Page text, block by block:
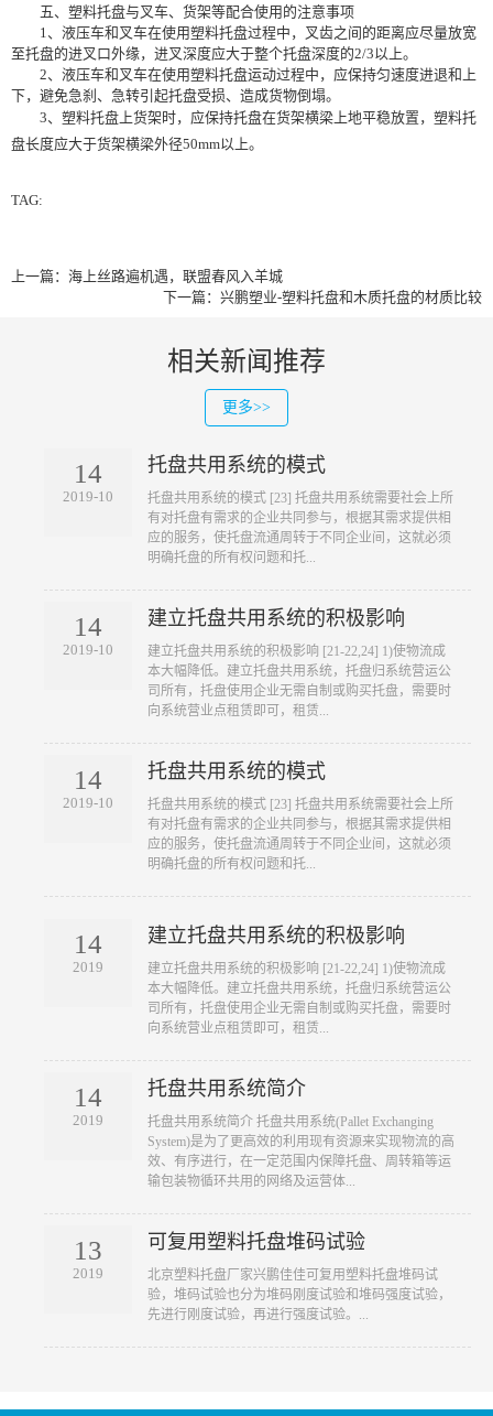
五、塑料托盘与叉车、货架等配合使用的注意事项
1、液压车和叉车在使用塑料托盘过程中，叉齿之间的距离应尽量放宽
至托盘的进叉口外缘，进叉深度应大于整个托盘深度的2/3以上。
2、液压车和叉车在使用塑料托盘运动过程中，应保持匀速度进退和上
下，避免急刹、急转引起托盘受损、造成货物倒塌。
3、塑料托盘上货架时，应保持托盘在货架横梁上地平稳放置，塑料托
盘长度应大于货架横梁外径50mm以上。
TAG:
上一篇： 海上丝路遍机遇，联盟春风入羊城
下一篇： 兴鹏塑业-塑料托盘和木质托盘的材质比较
相关新闻推荐
更多>>
14
2019-10
托盘共用系统的模式
​托盘共用系统的模式 [23] 托盘共用系统需要社会上所
有对托盘有需求的企业共同参与，根据其需求提供相
应的服务，使托盘流通周转于不同企业间，这就必须
明确托盘的所有权问题和托...
14
2019-10
建立托盘共用系统的积极影响
​建立托盘共用系统的积极影响 [21-22,24] 1)使物流成
本大幅降低。建立托盘共用系统，托盘归系统营运公
司所有，托盘使用企业无需自制或购买托盘，需要时
向系统营业点租赁即可，租赁...
14
2019-10
托盘共用系统的模式
​托盘共用系统的模式 [23] 托盘共用系统需要社会上所
有对托盘有需求的企业共同参与，根据其需求提供相
应的服务，使托盘流通周转于不同企业间，这就必须
明确托盘的所有权问题和托...
14
2019
建立托盘共用系统的积极影响
​建立托盘共用系统的积极影响 [21-22,24] 1)使物流成
本大幅降低。建立托盘共用系统，托盘归系统营运公
司所有，托盘使用企业无需自制或购买托盘，需要时
向系统营业点租赁即可，租赁...
14
2019
托盘共用系统简介
​托盘共用系统简介 托盘共用系统(Pallet Exchanging
System)是为了更高效的利用现有资源来实现物流的高
效、有序进行，在一定范围内保障托盘、周转箱等运
输包装物循环共用的网络及运营体...
13
2019
可复用塑料托盘堆码试验
​北京塑料托盘厂家兴鹏佳佳可复用塑料托盘堆码试
验，堆码试验也分为堆码刚度试验和堆码强度试验，
先进行刚度试验，再进行强度试验。...